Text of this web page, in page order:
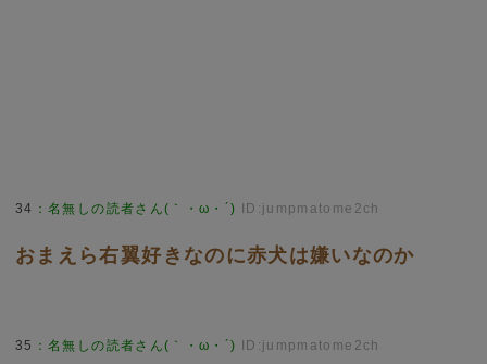
34 ：名無しの読者さん(｀・ω・´) ID:jumpmatome2ch
おまえら右翼好きなのに赤犬は嫌いなのか
35 ：名無しの読者さん(｀・ω・´) ID:jumpmatome2ch